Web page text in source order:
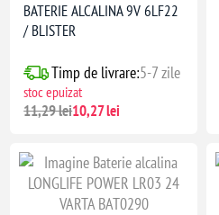
BATERIE ALCALINA 9V 6LF22
/ BLISTER
Timp de livrare:5-7 zile
stoc epuizat
11,29 lei10,27 lei